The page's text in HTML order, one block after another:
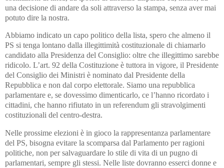
una decisione di andare da soli attraverso la stampa, senza aver mai
potuto dire la nostra.
Abbiamo indicato un capo politico della lista, spero che almeno il
PS si tenga lontano dalla illegittimità costituzionale di chiamarlo
candidato alla Presidenza del Consiglio: oltre che illegittimo sarebbe
ridicolo. L’art. 92 della Costituzione è tuttora in vigore, il Presidente
del Consiglio dei Ministri è nominato dal Presidente della
Repubblica e non dal corpo elettorale. Siamo una repubblica
parlamentare e, se dovessimo dimenticarlo, ce l’hanno ricordato i
cittadini, che hanno rifiutato in un referendum gli stravolgimenti
costituzionali del centro-destra.
Nelle prossime elezioni è in gioco la rappresentanza parlamentare
del PS, bisogna evitare la scomparsa dal Parlamento per ragioni
politiche, non per salvaguardare lo stile di vita di un pugno di
parlamentari, sempre gli stessi. Nelle liste dovranno esserci donne e